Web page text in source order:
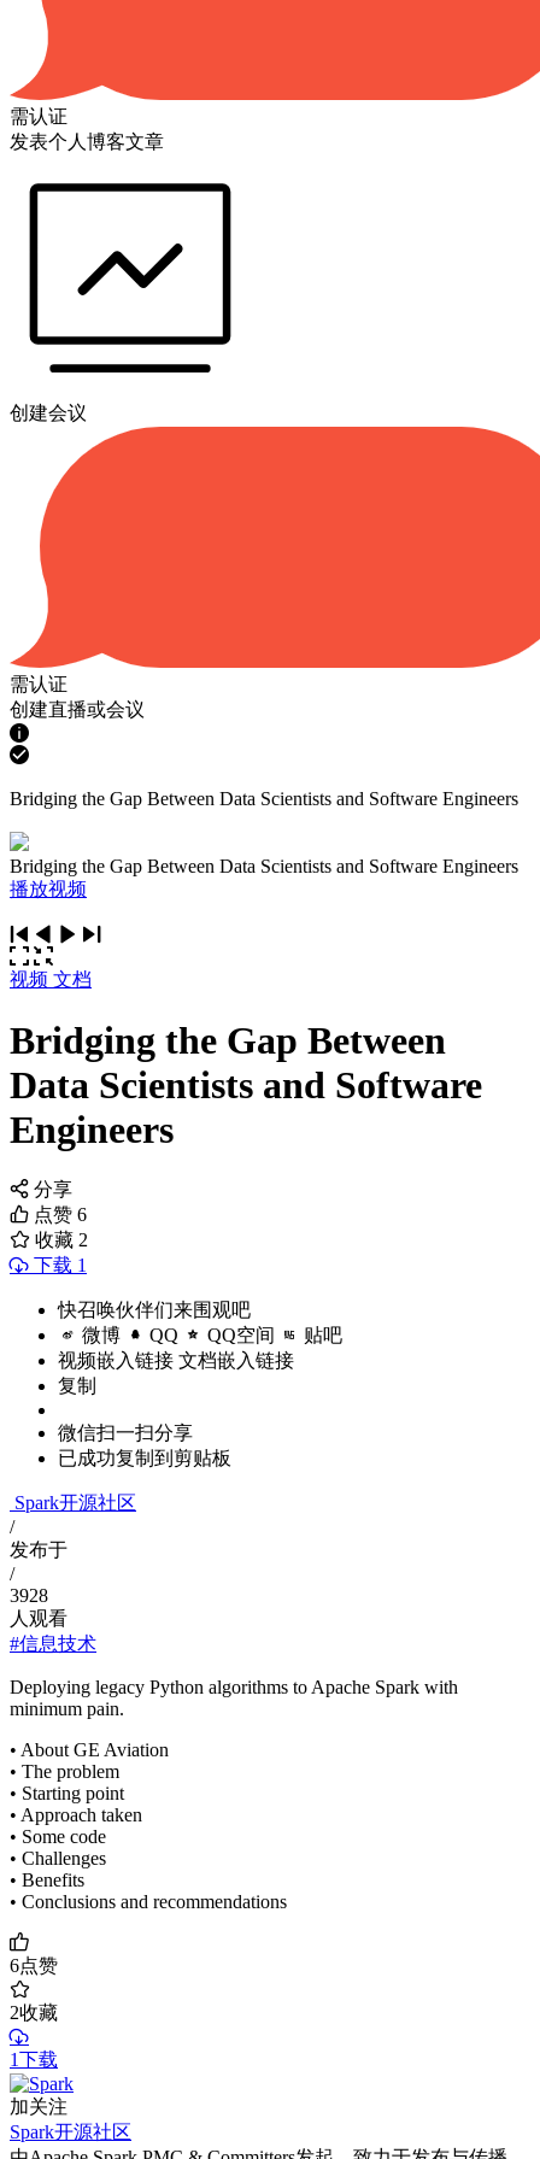
需认证
发表个人博客文章
创建会议
需认证
创建直播或会议
Bridging the Gap Between Data Scientists and Software Engineers
Bridging the Gap Between Data Scientists and Software Engineers
播放视频
视频 文档
Bridging the Gap Between
Data Scientists and Software
Engineers
分享
点赞 6
收藏 2
下载 1
快召唤伙伴们来围观吧
微博 QQ QQ空间 贴吧
视频嵌入链接 文档嵌入链接
复制
微信扫一扫分享
已成功复制到剪贴板
Spark开源社区
/
发布于
/
3928
人观看
#信息技术
Deploying legacy Python algorithms to Apache Spark with
minimum pain.
• About GE Aviation
• The problem
• Starting point
• Approach taken
• Some code
• Challenges
• Benefits
• Conclusions and recommendations
6点赞
2收藏
1下载
加关注
Spark开源社区